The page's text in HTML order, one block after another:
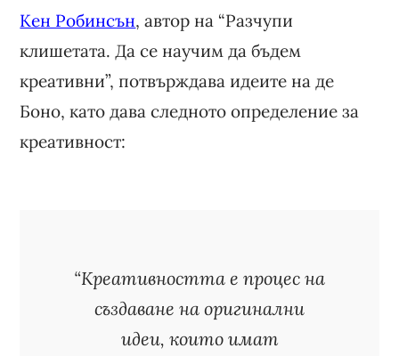
Кен Робинсън, автор на “Разчупи
клишетата. Да се научим да бъдем
креативни”, потвърждава идеите на де
Боно, като дава следното определение за
креативност:
“Креативността е процес на
създаване на оригинални
идеи, които имат